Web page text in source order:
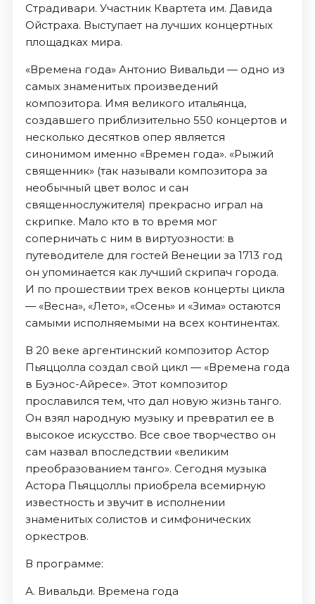
Страдивари. Участник Квартета им. Давида
Ойстраха. Выступает на лучших концертных
площадках мира.
«Времена года» Антонио Вивальди — одно из
самых знаменитых произведений
композитора. Имя великого итальянца,
создавшего приблизительно 550 концертов и
несколько десятков опер является
синонимом именно «Времен года». «Рыжий
священник» (так называли композитора за
необычный цвет волос и сан
священнослужителя) прекрасно играл на
скрипке. Мало кто в то время мог
соперничать с ним в виртуозности: в
путеводителе для гостей Венеции за 1713 год
он упоминается как лучший скрипач города.
И по прошествии трех веков концерты цикла
— «Весна», «Лето», «Осень» и «Зима» остаются
самыми исполняемыми на всех континентах.
В 20 веке аргентинский композитор Астор
Пьяццолла создал свой цикл — «Времена года
в Буэнос-Айресе». Этот композитор
прославился тем, что дал новую жизнь танго.
Он взял народную музыку и превратил ее в
высокое искусство. Все свое творчество он
сам назвал впоследствии «великим
преобразованием танго». Сегодня музыка
Астора Пьяццоллы приобрела всемирную
известность и звучит в исполнении
знаменитых солистов и симфонических
оркестров.
В программе:
А. Вивальди. Времена года